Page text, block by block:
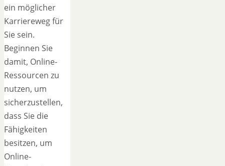
ein möglicher
Karriereweg für
Sie sein.
Beginnen Sie
damit, Online-
Ressourcen zu
nutzen, um
sicherzustellen,
dass Sie die
Fähigkeiten
besitzen, um
Online-